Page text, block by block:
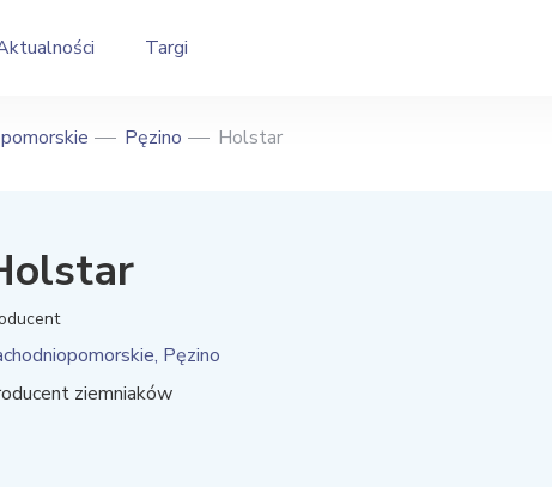
Targi
Pęzino Holstar
Pęzino
ziemniaków